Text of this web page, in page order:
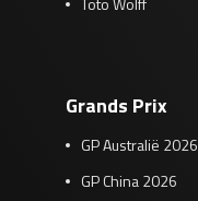
Grands Prix
GP Australië 2026
GP China 2026